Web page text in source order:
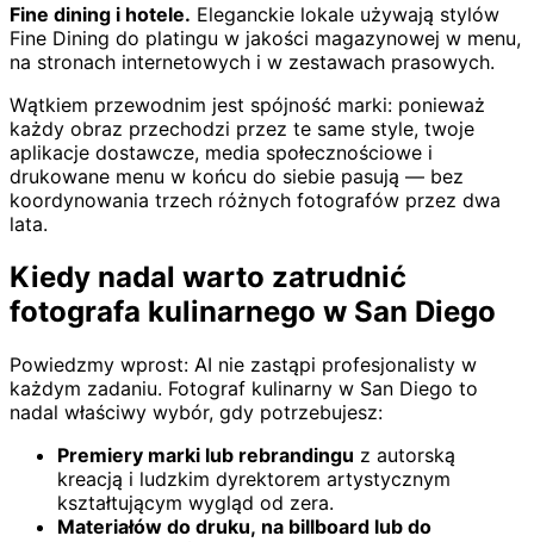
Fine dining i hotele. Eleganckie lokale używają stylów
Fine Dining do platingu w jakości magazynowej w menu,
na stronach internetowych i w zestawach prasowych.
Wątkiem przewodnim jest spójność marki: ponieważ
każdy obraz przechodzi przez te same style, twoje
aplikacje dostawcze, media społecznościowe i
drukowane menu w końcu do siebie pasują — bez
koordynowania trzech różnych fotografów przez dwa
lata.
Kiedy nadal warto zatrudnić
fotografa kulinarnego w San Diego
Powiedzmy wprost: AI nie zastąpi profesjonalisty w
każdym zadaniu. Fotograf kulinarny w San Diego to
nadal właściwy wybór, gdy potrzebujesz:
Premiery marki lub rebrandingu z autorską
kreacją i ludzkim dyrektorem artystycznym
kształtującym wygląd od zera.
Materiałów do druku, na billboard lub do